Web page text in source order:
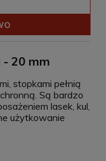
- 20 mm
stopkami pełnią
Są bardzo
lasek, kul,
użytkowanie